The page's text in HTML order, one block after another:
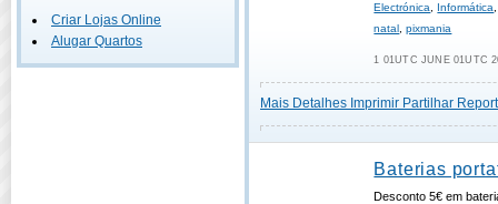
Criar Lojas Online
Alugar Quartos
Electrónica
Informática
natal ,pixmania
1 01UTC JUNE 01UTC
Mais Detalhes Imprimir Partilhar
Baterias
Desconto 5€ em